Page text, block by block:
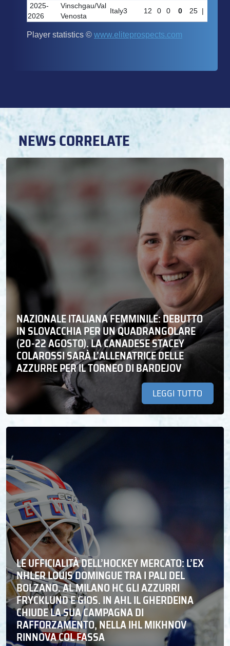
NEWS CORRELATE
NAZIONALE ITALIANA FEMMINILE: DEBUTTO
IN SLOVACCHIA PER UN QUADRANGOLARE
(20-22 AGOSTO). LA CANADESE STACEY
COLAROSSI SARÀ L’ALLENATRICE DELLE
AZZURRE PER IL TORNEO DI BARDEJOV
LEGGI TUTTO
LE UFFICIALITÀ DELL’HOCKEY MERCATO: L’EX
NHLER LOUIS DOMINGUE TRA I PALI DEL
BOLZANO. AL MILANO HC GLI AZZURRI
FRYCKLUND E GIOS. IN AHL IL GHERDEINA
CHIUDE LA SUA CAMPAGNA DI
RAFFORZAMENTO, NELLA IHL MIKHNOV
RINNOVA COL FASSA